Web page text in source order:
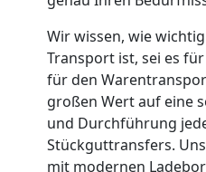
Wir wissen, wie
Transport ist, sei es
für den
großen Wert auf eine
und Durchführung
Stückguttransfers.
mit modernen
Wolfsberg
Full-
Service-